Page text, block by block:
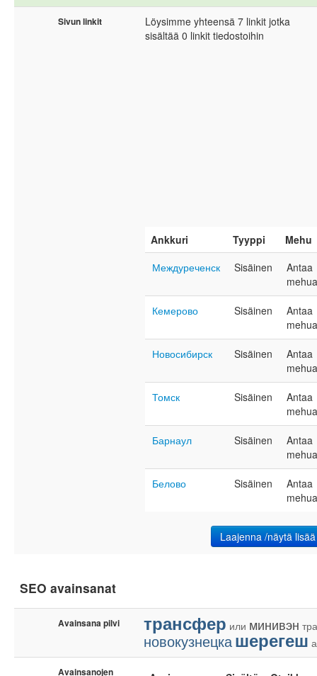
Sivun linkit
Löysimme yhteensä 7 linkit jotka
sisältää 0 linkit tiedostoihin
Ankkuri Tyyppi
Mehu
Междуреченск
Sisäinen
Antaa
mehua
Кемерово Sisäinen
Antaa
mehua
Новосибирск Sisäinen
Antaa
mehua
Томск Sisäinen
Antaa
mehua
Барнаул Sisäinen
Antaa
mehua
Белово Sisäinen
Antaa
mehua
Laajenna /näytä lisää
SEO avainsanat
Avainsana pilvi трансфер или минивэн
новокузнецкашерегеш
Avainsanojen